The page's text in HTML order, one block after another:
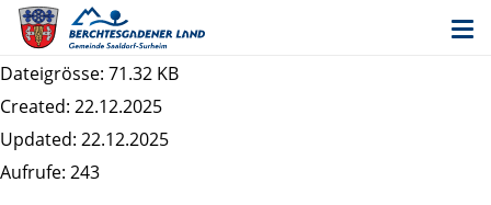
Entwurf Innenbereichssatzung Moosen
Mordwest - Satzung
Dateigrösse: 71.32 KB
Created: 22.12.2025
Updated: 22.12.2025
Aufrufe: 243